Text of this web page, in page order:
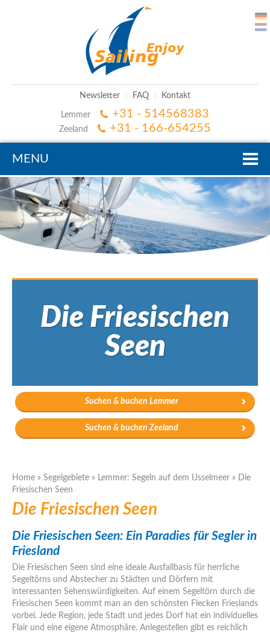
Newsletter FAQ Kontakt
Lemmer +31 - 514568383
Zeeland +31 - 166-654255
MENU
Die Friesischen
Seen
Suchen & buchen Lemmer
Suchen & buchen Zeeland
Home » Segelgebiete » Lemmer: Segeln auf dem IJsselmeer » Die
Friesischen Seen
Die Friesischen Seen
Die Friesischen Seen: Ein Paradies für Segler in
Friesland
Die Friesischen Seen sind eine ideale Ausfallbasis für herrliche
Segeltörns und Abstecher zu Städten und Dörfern mit
interessanten Sehenswürdigkeiten. Auf einem Segeltörn durch die
Friesischen Seen kommt man an den schönsten Flecken Frieslands
vorbei. Jede Region, jede Stadt und jedes Dorf hat ein individuelles
Flair und eine eigene Atmosphäre. Anlegestellen gibt es reichlich